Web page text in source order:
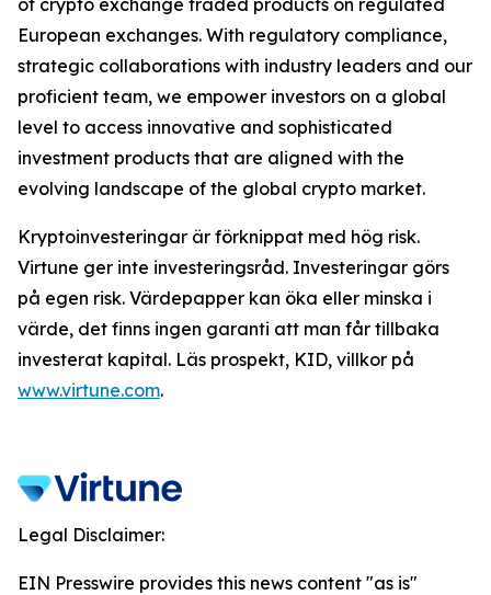
of crypto exchange traded products on regulated
European exchanges. With regulatory compliance,
strategic collaborations with industry leaders and our
proficient team, we empower investors on a global
level to access innovative and sophisticated
investment products that are aligned with the
evolving landscape of the global crypto market.
Kryptoinvesteringar är förknippat med hög risk.
Virtune ger inte investeringsråd. Investeringar görs
på egen risk. Värdepapper kan öka eller minska i
värde, det finns ingen garanti att man får tillbaka
investerat kapital. Läs prospekt, KID, villkor på
www.virtune.com.
Legal Disclaimer:
EIN Presswire provides this news content "as is"